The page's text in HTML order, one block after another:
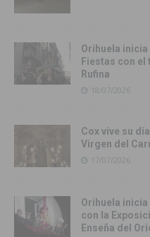
Orihuela
Fiestas con
Rufina
18/07/2026
Cox vive su
Virgen del
17/07/2026
Orihuela
con la
Enseña del